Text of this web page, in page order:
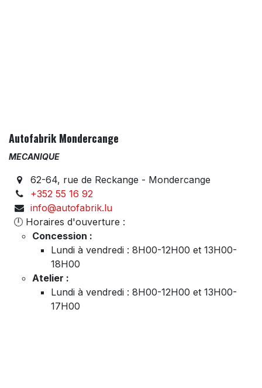
Autofabrik Mondercange
MECANIQUE
62-64, rue de Reckange - Mondercange
+352 55 16 92
info@autofabrik.lu
🕛 Horaires d'ouverture :
Concession :
Lundi à vendredi : 8H00-12H00 et 13H00-
18H00
Atelier :
Lundi à vendredi : 8H00-12H00 et 13H00-
17H00